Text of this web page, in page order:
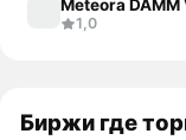
Meteora DAMM
1,0
Биржи где